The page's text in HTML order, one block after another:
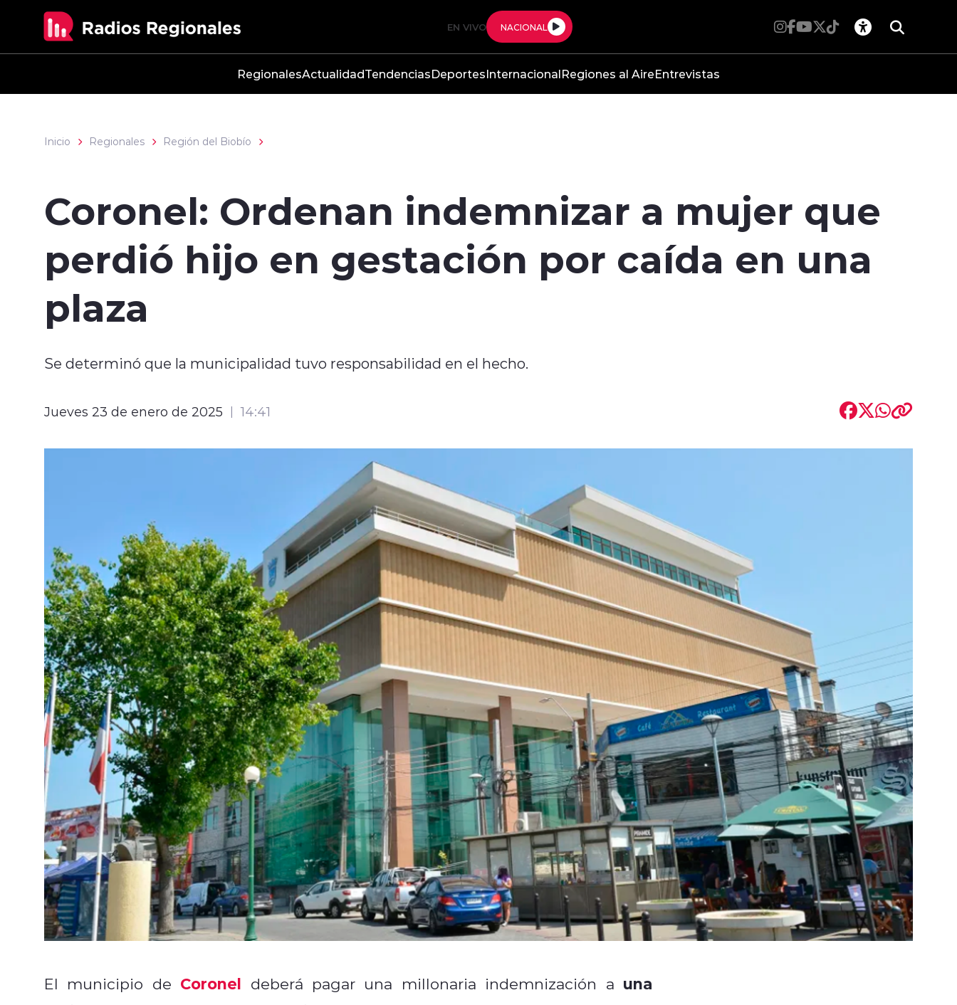
EN VIVO NACIONAL
RegionalesActualidadTendenciasDeportesInternacionalRegiones al AireEntrevistas
Inicio Regionales Región del Biobío
Coronel: Ordenan indemnizar a mujer que
perdió hijo en gestación por caída en una
plaza
Se determinó que la municipalidad tuvo responsabilidad en el hecho.
Jueves 23 de enero de 2025 14:41
El municipio de Coronel deberá pagar una millonaria indemnización a una